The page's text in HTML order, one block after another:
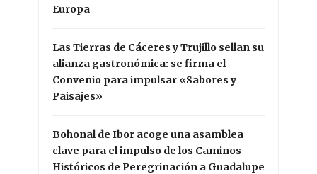
Europa
Las Tierras de Cáceres y Trujillo sellan su
alianza gastronómica: se firma el
Convenio para impulsar «Sabores y
Paisajes»
Bohonal de Ibor acoge una asamblea
clave para el impulso de los Caminos
Históricos de Peregrinación a Guadalupe